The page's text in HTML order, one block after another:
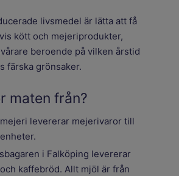
livsmedel är lätta att få
kött och mejeriprodukter,
beroende på vilken årstid
färska grönsaker.
maten från?
levererar mejerivaror till
i Falköping levererar
kaffebröd. Allt mjöl är från